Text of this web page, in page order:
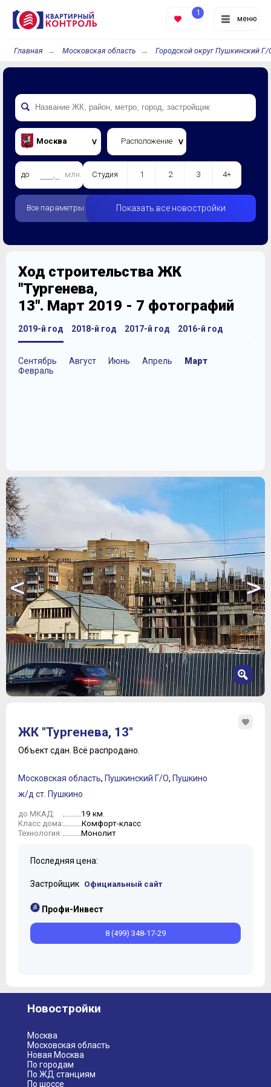
меню
1
Главная Московская область Городской округ Пушкинский Г/
Москва Расположение
до млн. Студия 1 2 3 4+
Все параметры Показать все новостройки
Ход строительства ЖК
"Тургенева,
13". Март 2019 - 7 фотографий
2019-й год
Сентябрь Август Июнь Апрель
Март
Февраль
2018-й год 2017-й год 2016-й год
< >
3
4
6
ЖК "Тургенева, 13"
Объект сдан. Всё распродано.
Московская область, Пушкинский Г/О, Пушкино
ж/д ст. Пушкино
до МКАД: 19 км.
Класс дома: Комфорт-класс
Технология: Монолит
Последняя цена:
Застройщик Официальный сайт
Профи-Инвест
8 (499) 348-17-29
Новостройки
Москва
Московская область
Новая Москва
По городам
По ЖД станциям
По шоссе